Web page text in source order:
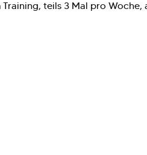
teils 3 Mal pro Woche,